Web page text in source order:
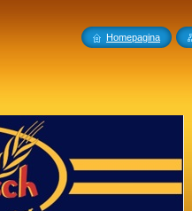
Homepagina